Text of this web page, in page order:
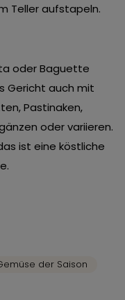
Teller aufstapeln.
oder Baguette
Gericht auch mit
Pastinaken,
oder variieren.
ist eine köstliche
der Saison